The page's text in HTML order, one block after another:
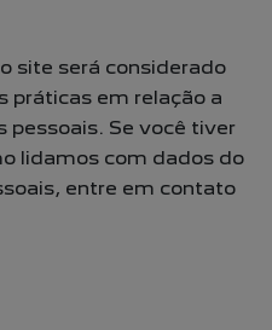
site será considerado
práticas em relação a
pessoais. Se você tiver
lidamos com dados do
entre em contato